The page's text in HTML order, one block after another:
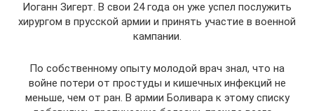
Иоганн Зигерт. В свои 24 года он уже успел послужить
хирургом в прусской армии и принять участие в военной
кампании.
По собственному опыту молодой врач знал, что на
войне потери от простуды и кишечных инфекций не
меньше, чем от ран. В армии Боливара к этому списку